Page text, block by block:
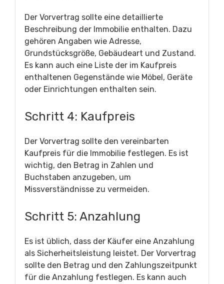
Der Vorvertrag sollte eine detaillierte
Beschreibung der Immobilie enthalten. Dazu
gehören Angaben wie Adresse,
Grundstücksgröße, Gebäudeart und Zustand.
Es kann auch eine Liste der im Kaufpreis
enthaltenen Gegenstände wie Möbel, Geräte
oder Einrichtungen enthalten sein.
Schritt 4: Kaufpreis
Der Vorvertrag sollte den vereinbarten
Kaufpreis für die Immobilie festlegen. Es ist
wichtig, den Betrag in Zahlen und
Buchstaben anzugeben, um
Missverständnisse zu vermeiden.
Schritt 5: Anzahlung
Es ist üblich, dass der Käufer eine Anzahlung
als Sicherheitsleistung leistet. Der Vorvertrag
sollte den Betrag und den Zahlungszeitpunkt
für die Anzahlung festlegen. Es kann auch